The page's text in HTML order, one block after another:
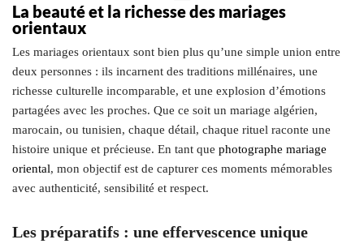
La beauté et la richesse des mariages
orientaux
Les mariages orientaux sont bien plus qu’une simple union entre
deux personnes : ils incarnent des traditions millénaires, une
richesse culturelle incomparable, et une explosion d’émotions
partagées avec les proches. Que ce soit un mariage algérien,
marocain, ou tunisien, chaque détail, chaque rituel raconte une
histoire unique et précieuse. En tant que photographe mariage
oriental, mon objectif est de capturer ces moments mémorables
avec authenticité, sensibilité et respect.
Les préparatifs : une effervescence unique